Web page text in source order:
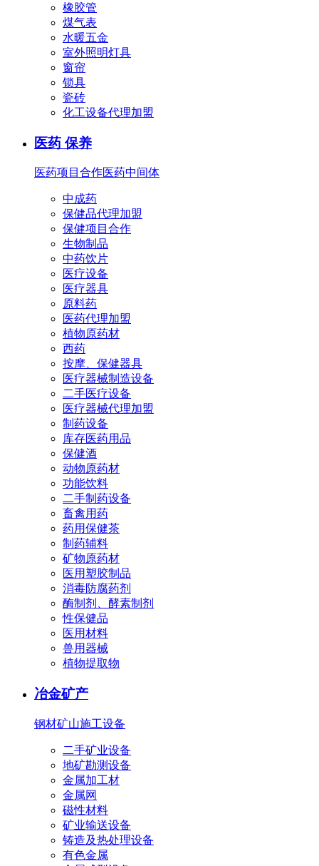
橡胶管
煤气表
水暖五金
室外照明灯具
窗帘
锁具
瓷砖
化工设备代理加盟
医药 保养
医药项目合作医药中间体
中成药
保健品代理加盟
保健项目合作
生物制品
中药饮片
医疗设备
医疗器具
原料药
医药代理加盟
植物原药材
西药
按摩、保健器具
医疗器械制造设备
二手医疗设备
医疗器械代理加盟
制药设备
库存医药用品
保健酒
动物原药材
功能饮料
二手制药设备
畜禽用药
药用保健茶
制药辅料
矿物原药材
医用塑胶制品
消毒防腐药剂
酶制剂、酵素制剂
性保健品
医用材料
兽用器械
植物提取物
冶金矿产
钢材矿山施工设备
二手矿业设备
地矿勘测设备
金属加工材
金属网
磁性材料
矿业输送设备
铸造及热处理设备
有色金属